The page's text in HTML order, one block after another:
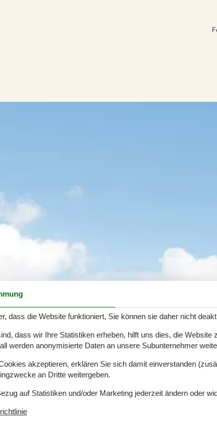
Ländlich gelegen ist es ideal für Familien mit Kindern
Vejlby ist vor allem beliebt wegen der direkten Lage an der
dass die Website funktioniert, Sie können sie daher nicht
dass wir Ihre Statistiken erheben, hilft uns dies, die Website
werden anonymisierte Daten an unsere Subunternehmer
akzeptieren, erklären Sie sich damit einverstanden
an Dritte weitergeben.
auf Statistiken und/oder Marketing jederzeit ändern oder